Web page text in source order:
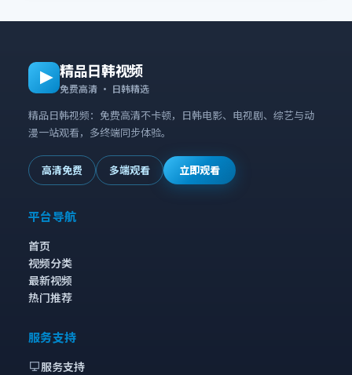
精品日韩视频
免费高清 · 日韩精选
精品日韩视频：免费高清不卡顿，日韩电影、电视剧、综艺与动
漫一站观看，多终端同步体验。
高清免费 多端观看 立即观看
平台导航
首页
视频分类
最新视频
热门推荐
服务支持
服务支持